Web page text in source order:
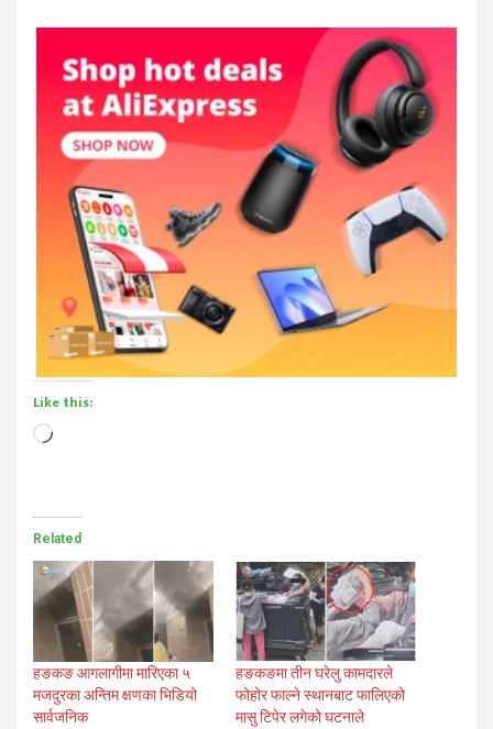
Like this:
Loading…
Related
हङकङ आगलागीमा मारिएका ५
मजदुरका अन्तिम क्षणका भिडियो
सार्वजनिक
हङकङमा तीन घरेलु कामदारले
फोहोर फाल्ने स्थानबाट फालिएको
मासु टिपेर लगेको घटनाले